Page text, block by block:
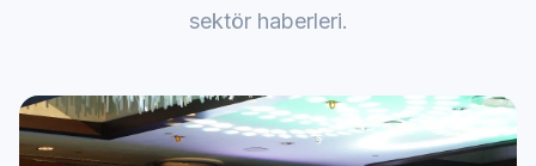
Hakkımızda
sektör haberleri.